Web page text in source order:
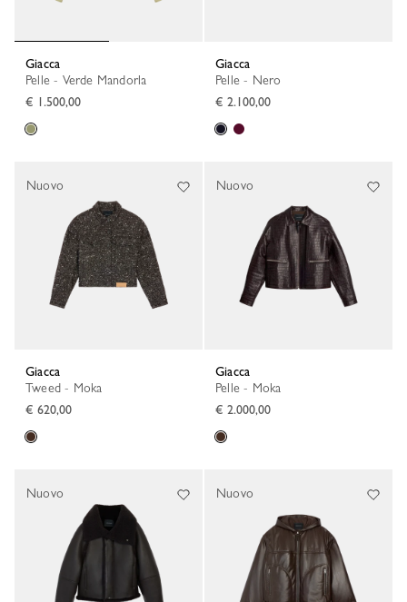
Giacca
Pelle - Verde Mandorla
€ 1.500,00
Giacca
Pelle - Nero
€ 2.100,00
Giacca
Tweed - Moka
€ 620,00
Nuovo
Giacca
Pelle - Moka
€ 2.000,00
Nuovo
Nuovo Nuovo